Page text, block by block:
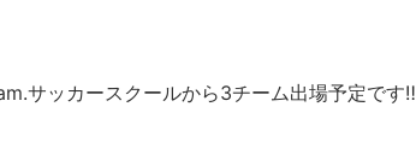
サッカースクールから3チーム出場予定です‼︎